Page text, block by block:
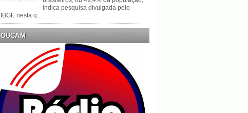
indica pesquisa divulgada pelo
IBGE nesta q...
OUÇAM